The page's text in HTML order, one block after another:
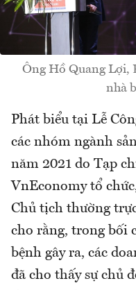
Ông Hồ Quang Lợi,
nhà
Phát biểu tại Lễ
các nhóm ngành
năm 2021 do Tạp
VnEconomy tổ
Chủ tịch thường
cho rằng, trong bối
bệnh gây ra, các
đã cho thấy sự chủ